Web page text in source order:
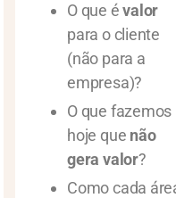
O que évalor
para o cliente
(não para a
empresa)?
O que fazemos
hoje que não
gera valor?
Como cada